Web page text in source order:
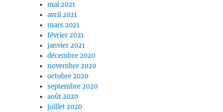
mai 2021
avril 2021
mars 2021
février 2021
janvier 2021
décembre 2020
novembre 2020
octobre 2020
septembre 2020
août 2020
juillet 2020